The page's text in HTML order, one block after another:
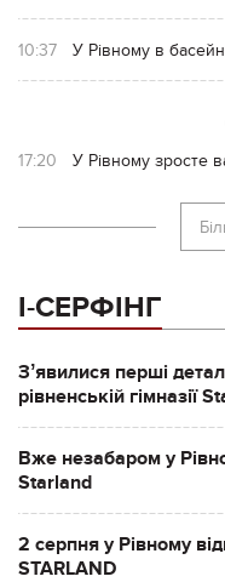
10:37 У Рівному в
17:20 У Рівному зросте
І-СЕРФІНГ
Зʼявилися перші
рівненській гімназії
Вже незабаром у
Starland
2 серпня у Рівному
STARLAND